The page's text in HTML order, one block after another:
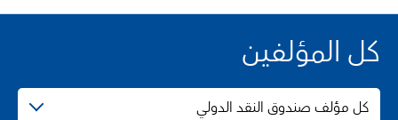
كل المؤلفين
كل مؤلف صندوق النقد الدولي